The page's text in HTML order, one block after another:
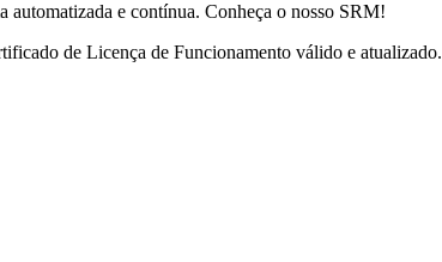
e contínua. Conheça o nosso SRM!
de Licença de Funcionamento válido e atualizado.